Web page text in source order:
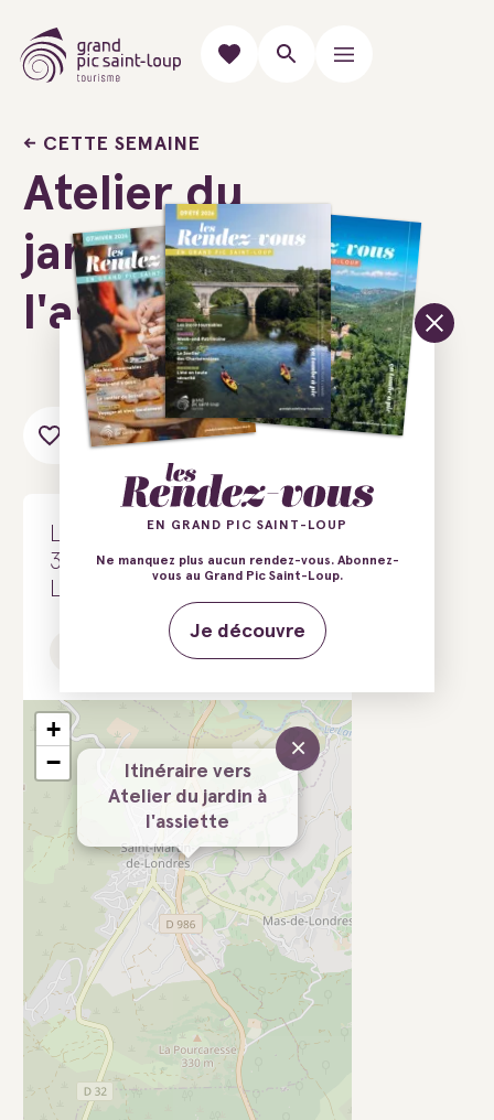
CETTE SEMAINE
Atelier du
jardin à
l'assiette
Ajouter au carnet de voyage
Les aromatiques du Pic
34380 Saint-Martin-de-
Itinéraire vers
Atelier du jardin à
l'assiette
×
+
−
EN GRAND PIC SAINT-LOUP
Ne manquez plus aucun rendez-vous. Abonnez-
vous au Grand Pic Saint-Loup.
Je découvre